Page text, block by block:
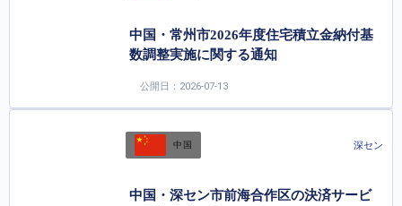
中国・常州市2026年度住宅積立金納付基
数調整実施に関する通知
公開日：2026-07-13
中国 深セン
中国・深セン市前海合作区の決済サービ